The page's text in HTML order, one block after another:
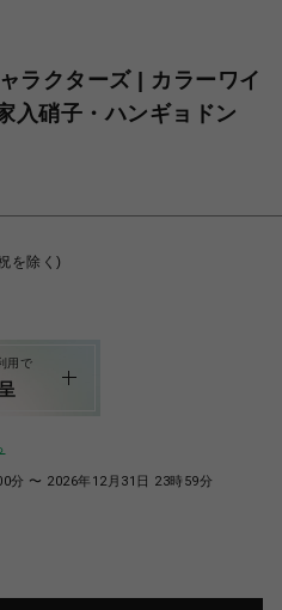
ラクターズ | カラーワイ
入硝子・ハンギョドン
を除く)
用で
分 〜 2026年12月31日 23時59分